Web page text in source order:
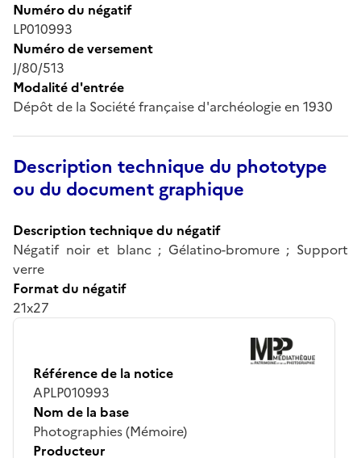
Numéro du négatif
LP010993
Numéro de versement
J/80/513
Modalité d'entrée
Dépôt de la Société française d'archéologie en 1930
Description technique du phototype
ou du document graphique
Description technique du négatif
Négatif noir et blanc ; Gélatino-bromure ; Support
verre
Format du négatif
21x27
Référence de la notice
APLP010993
Nom de la base
Photographies (Mémoire)
Producteur